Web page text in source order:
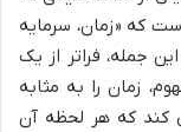
که «زمان، سرمایه
جمله، فراتر از یک
زمان را به مثابه
کند که هر لحظه آن